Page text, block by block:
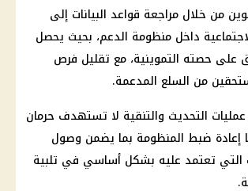
من خلال مراجعة قواعد البيانات إلى
داخل منظومة الدعم، بحيث يحصل
على حصته التموينية، مع تقليل فرص
من السلع المدعمة.
عمليات التحديث والتنقية لا تستهدف حرمان
إعادة ضبط المنظومة بما يضمن وصول
التي تعتمد عليه بشكل أساسي في تلبية